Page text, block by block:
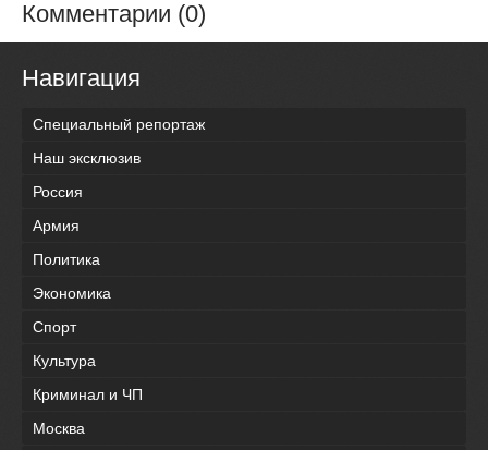
Комментарии (0)
Навигация
Специальный репортаж
Наш эксклюзив
Россия
Армия
Политика
Экономика
Спорт
Культура
Криминал и ЧП
Москва